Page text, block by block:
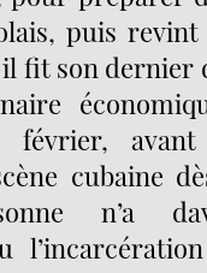
puis revint
fit son dernier
février,
cubaine
n’a